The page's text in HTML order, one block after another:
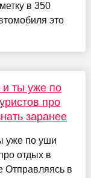
в 350
это
и ты уже по
про
заранее
уже по уши
отдых в
Отправляясь в